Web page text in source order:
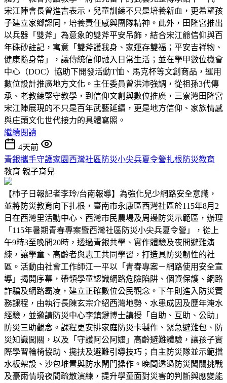
宋江陣會長曾進吉表示，兒童訓練不只是培養新血，更希望孩
子建立家鄉認同，培養責任感與團隊精神。此外，田隆宮推出
以兵器「雙斧」為意象的雙斧平安吊飾，結合宋江爺信仰與百
年硃砂註記，寓意「雙斧護我身、家運存雙福；平安吉祥物、
健康隨身帶」，讓傳統信仰融入日常生活；並在學甲數位機會
中心（DOC）協助下開發活動T恤、馬克杯等文創商品，運用
數位設計推廣地方文化。主任委員曾洪沛強調，從祖孫3代傳
承、老教練堅守教學，到信仰文創與數位推廣，三寮灣田隆宮
宋江陣展現的不只是百年武藝延續，更是地方信仰、家族情感
與庄頭文化世代接力的具體寫照。
繼續閱讀
4天前
青銀攜手守護家園西灣社區防災小尖兵夏令營扎根防災教育
教育 親子育兒
【柿子日報記者李玲/台南報導】為強化兒少網路安全意識，
並將防災教育向下扎根，臺南市永康區西灣社區於115年8月2
日在西灣里活動中心、西灣市民農場及周邊防災示範區，辦理
「115年暑期青春專案暨西灣社區防災小尖兵夏令營」，從上
午9時3至晚間20時，透過青銀共學、實作體驗及夜間避難演
練，讓學童、高齡者與志工共同學習，打造具防災韌性的社
區。活動由社會工作師江一平以「青春專案－網路使用安全宣
導」揭開序幕，帶領學童認識網路危險陷阱、個資保護、網路
詐騙及網路霸凌，建立正確數位公民觀念。下午則進入防災實
務課程，由執行長陳玄宗介紹西灣地勢、水患成因及歷年淹水
經驗，並邀請防災中心李鎮鍵博士講授「自助、互助、公助」
防災三助觀念。課程更安排家庭防災卡製作、緊急避難包、防
災知識闖關，以及「守護阿公阿嬤」高齡避難體驗，讓孩子實
際學習輪椅協助、攙扶及避難引導技巧；自主防災隊並示範擋
水板架設、沙包堆置與防水閘門操作。晚間透過防災闖關挑戰
及豪雨情境夜間疏散演練，提升學童面對災害的判斷與應變能